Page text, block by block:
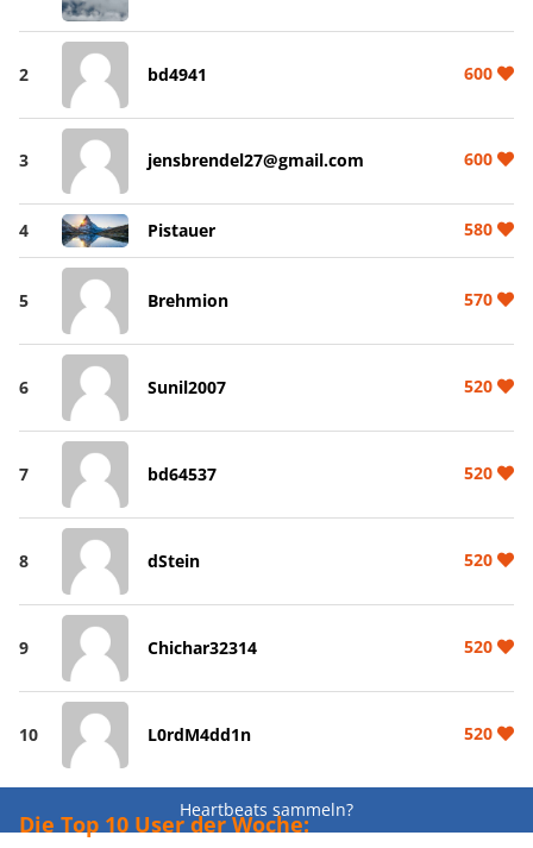
2 bd4941 600
3 jensbrendel27@gmail.com 600
4 Pistauer 580
5 Brehmion 570
6 Sunil2007 520
7 bd64537 520
8 dStein 520
9 Chichar32314 520
10 L0rdM4dd1n 520
Heartbeats sammeln?
Die Top 10 User der Woche: